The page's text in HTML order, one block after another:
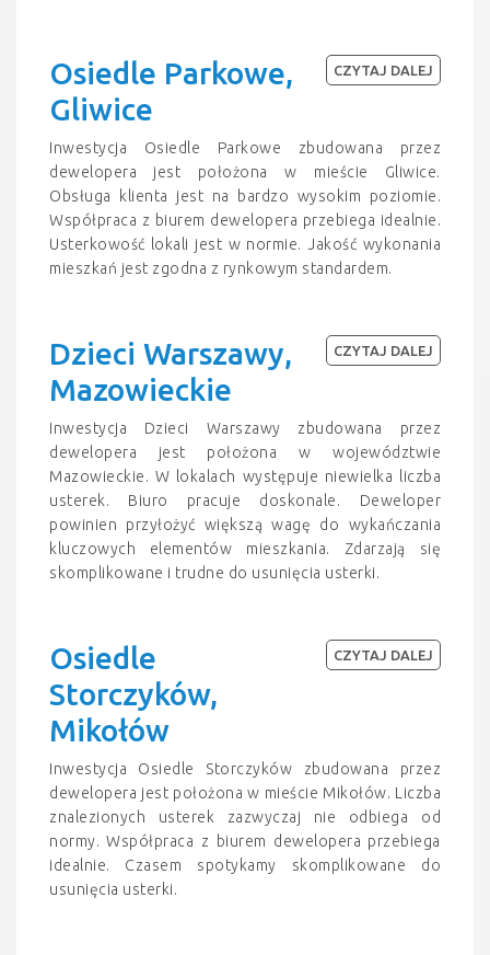
Osiedle Parkowe,
Gliwice
Inwestycja Osiedle Parkowe zbudowana przez
dewelopera jest położona w mieście Gliwice.
Obsługa klienta jest na bardzo wysokim poziomie.
Współpraca z biurem dewelopera przebiega idealnie.
Usterkowość lokali jest w normie. Jakość wykonania
mieszkań jest zgodna z rynkowym standardem.
CZYTAJ DALEJ
Dzieci Warszawy,
Mazowieckie
Inwestycja Dzieci Warszawy zbudowana przez
dewelopera jest położona w województwie
Mazowieckie. W lokalach występuje niewielka liczba
usterek. Biuro pracuje doskonale. Deweloper
powinien przyłożyć większą wagę do wykańczania
kluczowych elementów mieszkania. Zdarzają się
skomplikowane i trudne do usunięcia usterki.
CZYTAJ DALEJ
Osiedle
Storczyków,
Mikołów
Inwestycja Osiedle Storczyków zbudowana przez
dewelopera jest położona w mieście Mikołów. Liczba
znalezionych usterek zazwyczaj nie odbiega od
normy. Współpraca z biurem dewelopera przebiega
idealnie. Czasem spotykamy skomplikowane do
usunięcia usterki.
CZYTAJ DALEJ